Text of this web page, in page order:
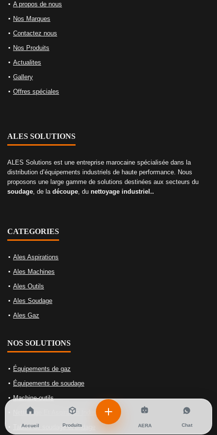
A propos de nous
Nos Marques
Contactez nous
Nos Produits
Actualites
Gallery
Offres spéciales
ALES SOLUTIONS
ALES Solutions est une entreprise marocaine spécialisée dans la
distribution d’équipements industriels de haute performance. Nous
proposons une large gamme de solutions destinées aux secteurs du
soudage, de la découpe, du nettoyage industriel..
CATEGORIES
Ales Aspirations
Ales Machines
Ales Outils
Ales Soudage
Ales Gaz
NOS SOLUTIONS
Équipements de gaz
Équipements de soudage
Machine-outils
Nettoyage Et Aspiration Industrielles
Tables de soudage et bridage
Accueil Produits AERA Chat